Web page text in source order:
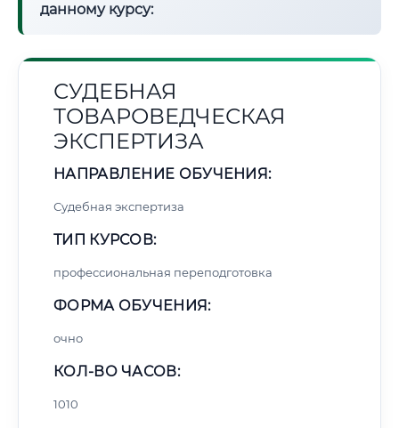
данному курсу:
СУДЕБНАЯ
ТОВАРОВЕДЧЕСКАЯ
ЭКСПЕРТИЗА
НАПРАВЛЕНИЕ ОБУЧЕНИЯ:
Судебная экспертиза
ТИП КУРСОВ:
профессиональная переподготовка
ФОРМА ОБУЧЕНИЯ:
очно
КОЛ-ВО ЧАСОВ:
1010